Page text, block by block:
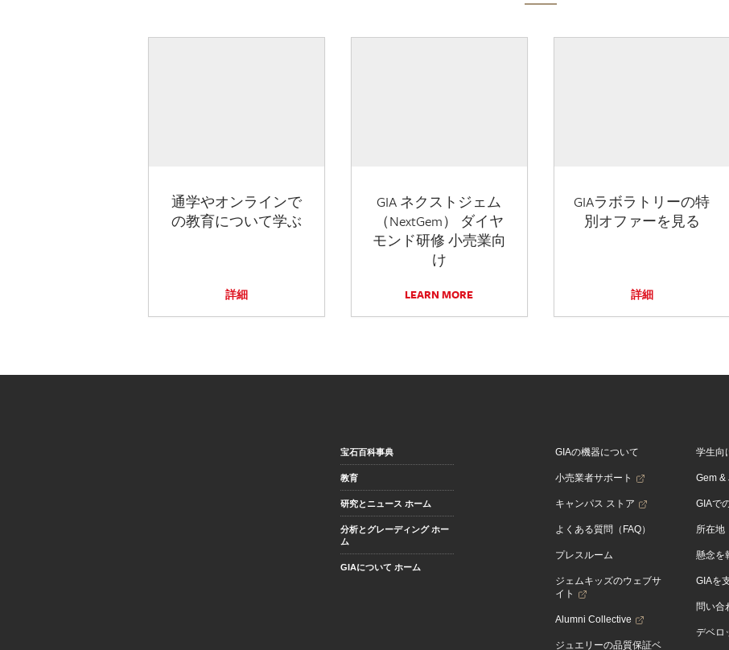
通学やオンラインで
の教育について学ぶ
詳細
GIA ネクストジェム
（NextGem） ダイヤ
モンド研修 小売業向
け
LEARN MORE
GIAラボラトリーの特
別オファーを見る
詳細
宝石百科事典
教育
研究とニュース ホーム
分析とグレーディング ホー
ム
GIAについて ホーム
GIAの機器について
小売業者サポート
キャンパス ストア
よくある質問（FAQ）
プレスルーム
ジェムキッズのウェブサ
イト
Alumni Collective
ジュエリーの品質保証ベ
学生向
Gem &
GIAで
所在地
懸念を
GIAを
問い合
デベロ